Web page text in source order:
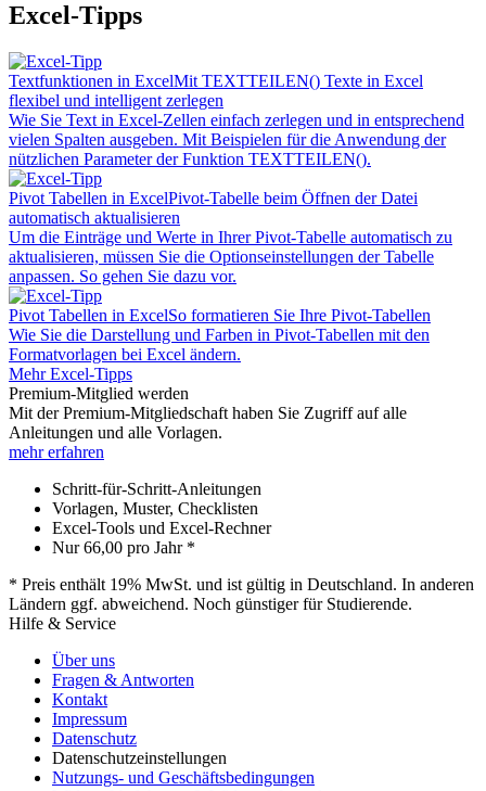
Excel-Tipps
Textfunktionen in ExcelMit TEXTTEILEN() Texte in Excel
flexibel und intelligent zerlegen
Wie Sie Text in Excel-Zellen einfach zerlegen und in entsprechend
vielen Spalten ausgeben. Mit Beispielen für die Anwendung der
nützlichen Parameter der Funktion TEXTTEILEN().
Pivot Tabellen in ExcelPivot-Tabelle beim Öffnen der Datei
automatisch aktualisieren
Um die Einträge und Werte in Ihrer Pivot-Tabelle automatisch zu
aktualisieren, müssen Sie die Optionseinstellungen der Tabelle
anpassen. So gehen Sie dazu vor.
Pivot Tabellen in ExcelSo formatieren Sie Ihre Pivot-Tabellen
Wie Sie die Darstellung und Farben in Pivot-Tabellen mit den
Formatvorlagen bei Excel ändern.
Mehr Excel-Tipps
Premium-Mitglied werden
Mit der Premium-Mitgliedschaft haben Sie Zugriff auf alle
Anleitungen und alle Vorlagen.
mehr erfahren
Schritt-für-Schritt-Anleitungen
Vorlagen, Muster, Checklisten
Excel-Tools und Excel-Rechner
Nur66,00 pro Jahr *
* Preis enthält 19% MwSt. und ist gültig in Deutschland. In anderen
Ländern ggf. abweichend. Noch günstiger für Studierende.
Hilfe & Service
Über uns
Fragen & Antworten
Kontakt
Impressum
Datenschutz
Datenschutzeinstellungen
Nutzungs- und Geschäftsbedingungen